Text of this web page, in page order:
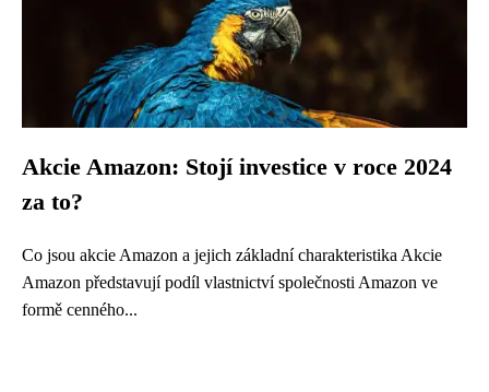
Akcie Amazon: Stojí investice v roce 2024
za to?
Co jsou akcie Amazon a jejich základní charakteristika Akcie
Amazon představují podíl vlastnictví společnosti Amazon ve
formě cenného...